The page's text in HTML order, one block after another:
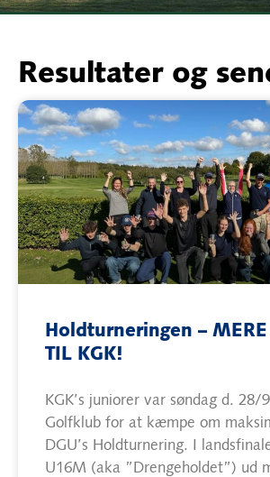
Resultater og
Holdturneringen –
TIL KGK!
KGK’s juniorer var søndag d. 28/
Golfklub for at kæmpe om
DGU’s Holdturnering. I
U16M (aka ”Drengeholdet”) ud